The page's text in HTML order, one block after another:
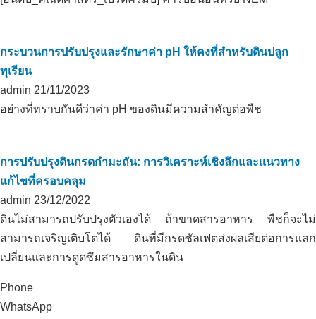
กระบวนการปรับปรุงและรักษาค่า pH ให้คงที่สำหรับดินปลูก
ทุเรียน
admin 21/11/2023
อย่างที่ทราบกันดีว่าค่า pH ของดินมีความสำคัญต่อพืช
การปรับปรุงดินกรดกำมะถัน: การวิเคราะห์เชิงลึกและแนวทาง
แก้ไขที่ครอบคลุม
admin 23/12/2022
ดินไม่สามารถปรับปรุงตัวเองได้ ถ้าขาดสารอาหาร พืชก็จะไม่
สามารถเจริญเติบโตได้ ดินที่มีกรดซัลเฟตส่งผลเสียต่อการแลก
เปลี่ยนและการดูดซึมสารอาหารในดิน
Phone
WhatsApp